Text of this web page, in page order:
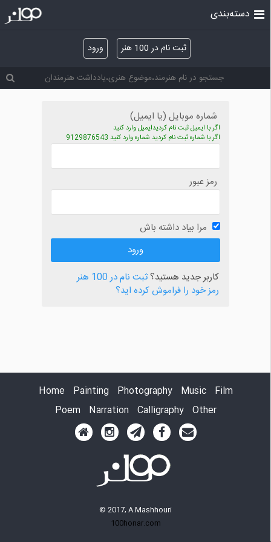
ثبت نام در 100 هنر ورود
دسته‌بندی
شماره موبایل (یا ایمیل)
اگر با ایمیل ثبت نام کردیدایمیل وارد کنید
اگر با شماره ثبت نام کردید شماره وارد کنید 9129876543
رمز عبور
مرا بیاد داشته باش
کاربر جدید هستید؟ثبت نام در 100 هنر
رمز خود را فراموش کرده اید؟
Home Painting Photography Music
Film
Poem
Narration Calligraphy Other
© 2017, A.Mashhouri
100honar.com